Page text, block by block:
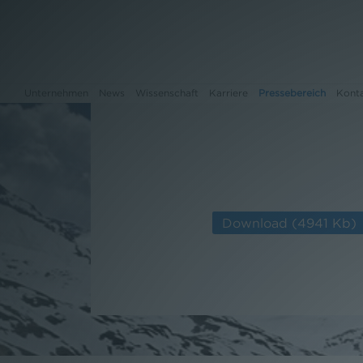
Wissenschaft Karriere Pressebereich
Wissenschaft
Pressebereich
Kontakt
Download (4941 Kb)